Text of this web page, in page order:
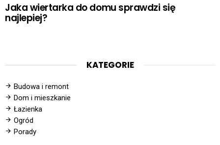
Jaka wiertarka do domu sprawdzi się
najlepiej?
KATEGORIE
Budowa i remont
Dom i mieszkanie
Łazienka
Ogród
Porady